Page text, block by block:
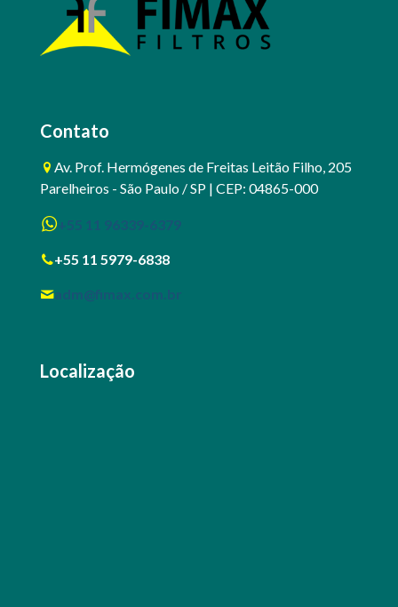
Contato
Av. Prof. Hermógenes de Freitas Leitão Filho, 205
Parelheiros - São Paulo / SP | CEP: 04865-000
+55 11 96339-6379
+55 11 5979-6838
adm@fimax.com.br
Localização